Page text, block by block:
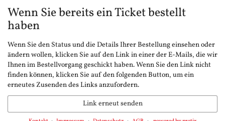
Wenn Sie bereits ein Ticket bestellt
haben
Wenn Sie den Status und die Details Ihrer Bestellung einsehen oder
ändern wollen, klicken Sie auf den Link in einer der E-Mails, die wir
Ihnen im Bestellvorgang geschickt haben. Wenn Sie den Link nicht
finden können, klicken Sie auf den folgenden Button, um ein
erneutes Zusenden des Links anzufordern.
Link erneut senden